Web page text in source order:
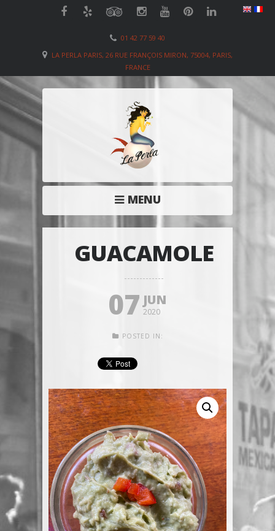
01 42 77 59 40
LA PERLA PARIS, 26 RUE FRANÇOIS MIRON, 75004, PARIS,
FRANCE
MENU
GUACAMOLE
07 JUN
2020
POSTED IN: